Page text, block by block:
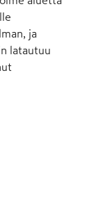
ja
latautuu